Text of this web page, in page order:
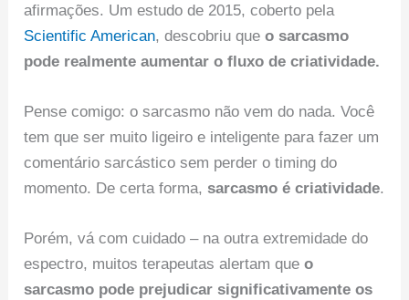
afirmações. Um estudo de 2015, coberto pela
Scientific American, descobriu queo sarcasmo
pode realmente aumentar o fluxo de criatividade.
Pense comigo: o sarcasmo não vem do nada. Você
tem que ser muito ligeiro e inteligente para fazer um
comentário sarcástico sem perder o timing do
momento. De certa forma, sarcasmo é criatividade.
Porém, vá com cuidado – na outra extremidade do
espectro, muitos terapeutas alertam queo
sarcasmo pode prejudicar significativamente os